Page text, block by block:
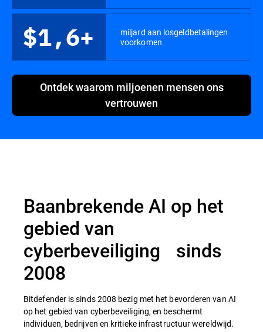
$1,6+
miljard aan losgeldbetalingen
voorkomen
Ontdek waarom miljoenen mensen ons
vertrouwen
Baanbrekende AI op het
gebied van
cyberbeveiliging sinds
2008
Bitdefender is sinds 2008 bezig met het bevorderen van AI
op het gebied van cyberbeveiliging, en beschermt
individuen, bedrijven en kritieke infrastructuur wereldwijd.